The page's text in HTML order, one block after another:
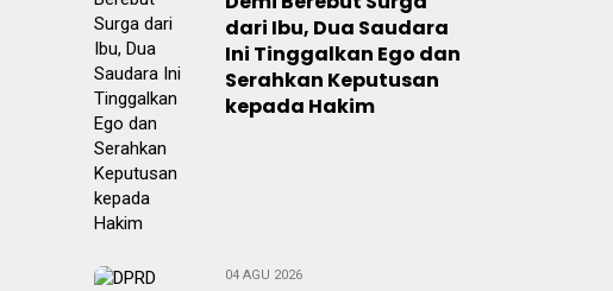
dari Ibu, Dua Saudara
Ini Tinggalkan Ego dan
Serahkan Keputusan
kepada Hakim
04 AGU 2026